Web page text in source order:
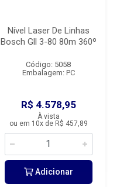
Nível Laser De Linhas
Bosch Gll 3-80 80m 360º
Código: 5058
Embalagem: PC
R$ 4.578,95
À vista
ou em 10x de R$ 457,89
Adicionar